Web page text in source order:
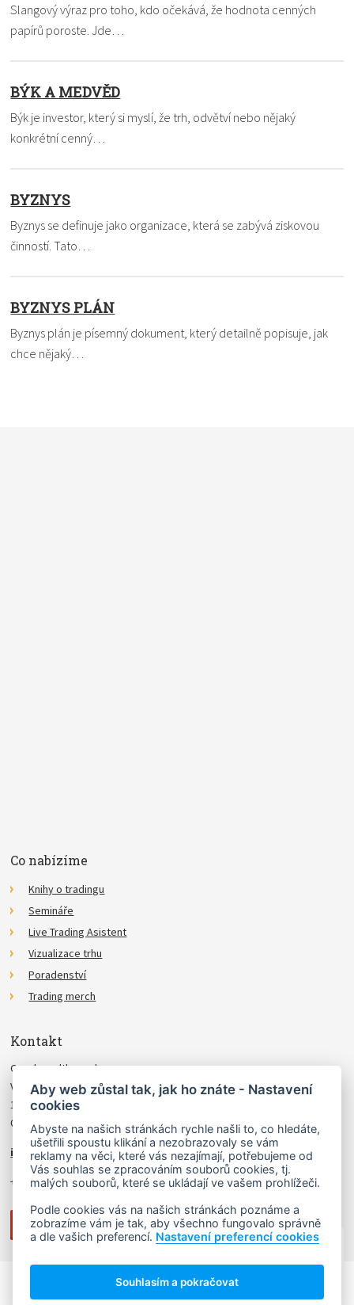
Slangový výraz pro toho, kdo očekává, že hodnota cenných
papírů poroste. Jde…
BÝK A MEDVĚD
Býk je investor, který si myslí, že trh, odvětví nebo nějaký
konkrétní cenný…
BYZNYS
Byznys se definuje jako organizace, která se zabývá ziskovou
činností. Tato…
BYZNYS PLÁN
Byznys plán je písemný dokument, který detailně popisuje, jak
chce nějaký…
Co nabízíme
Knihy o tradingu
Semináře
Live Trading Asistent
Vizualizace trhu
Poradenství
Trading merch
Kontakt
Czechwealth, spol. s r.o.
Višňová 4
140 00 Praha 4
Česká Republika
info@czechwealth.cz
+420 226 804 571 (9–12 hod.)
NAHORU ↑
Copyright © 2006 - 2026 Ludvík Turek.
Aby web zůstal tak, jak ho znáte - Nastavení
cookies
Abyste na našich stránkách rychle našli to, co hledáte,
ušetřili spoustu klikání a nezobrazovaly se vám
reklamy na věci, které vás nezajímají, potřebujeme od
Vás souhlas se zpracováním souborů cookies, tj.
malých souborů, které se ukládají ve vašem prohlížeči.
Podle cookies vás na našich stránkách poznáme a
zobrazíme vám je tak, aby všechno fungovalo správně
a dle vašich preferencí. Nastavení preferencí cookies
Souhlasím a pokračovat